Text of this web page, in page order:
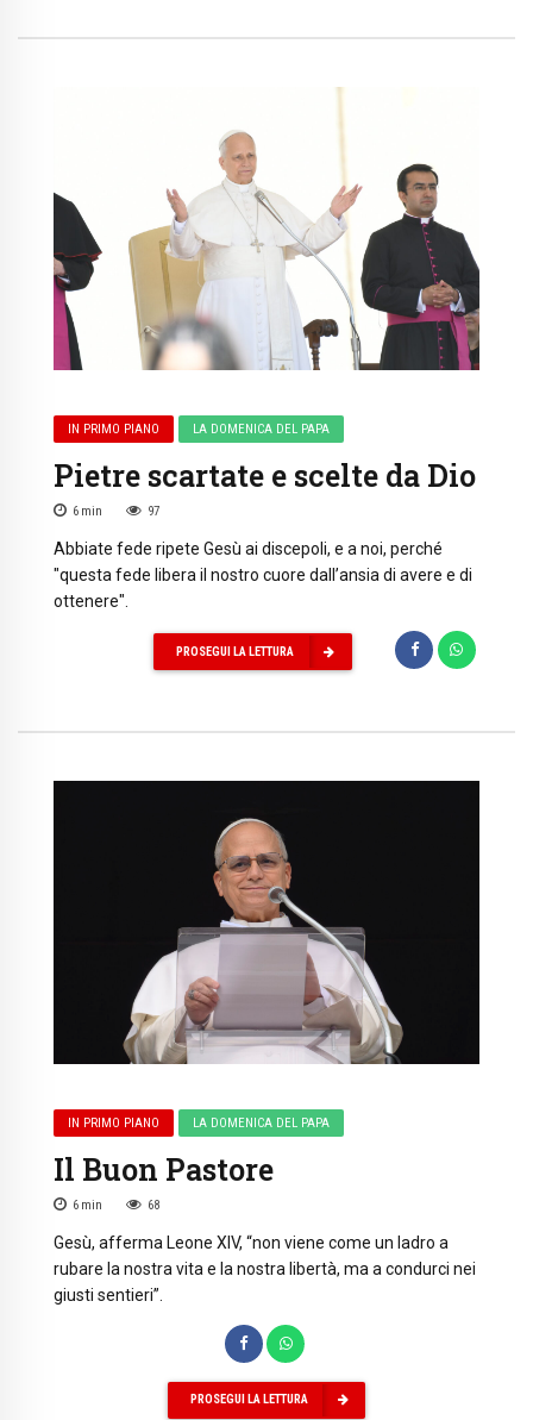
IN PRIMO PIANO LA DOMENICA DEL PAPA
Pietre scartate e scelte da Dio
6 min 97
Abbiate fede ripete Gesù ai discepoli, e a noi, perché
"questa fede libera il nostro cuore dall’ansia di avere e di
ottenere".
PROSEGUI LA LETTURA
IN PRIMO PIANO LA DOMENICA DEL PAPA
Il Buon Pastore
6 min 68
Gesù, afferma Leone XIV, “non viene come un ladro a
rubare la nostra vita e la nostra libertà, ma a condurci nei
giusti sentieri”.
PROSEGUI LA LETTURA